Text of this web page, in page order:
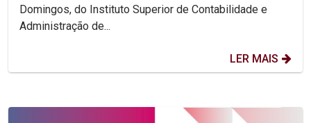
Domingos, do Instituto Superior de Contabilidade e
Administração de...
LER MAIS